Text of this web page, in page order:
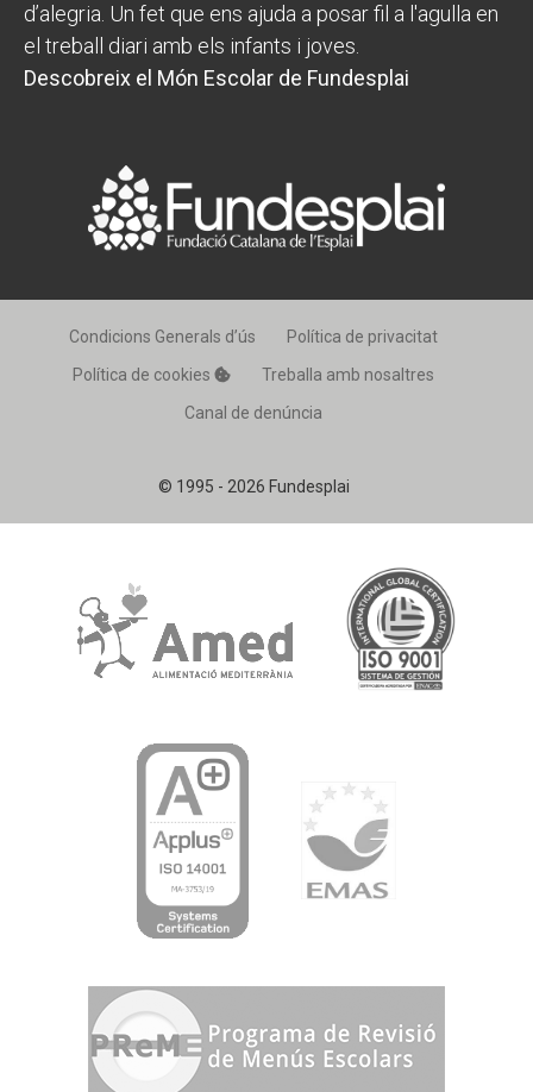
d’alegria. Un fet que ens ajuda a posar fil a l'agulla en
el treball diari amb els infants i joves.
Descobreix el Món Escolar de Fundesplai
© 1995 - 2026 Fundesplai
Condicions Generals d’ús
Política de privacitat
Política de cookies
Treballa amb nosaltres
Canal de denúncia